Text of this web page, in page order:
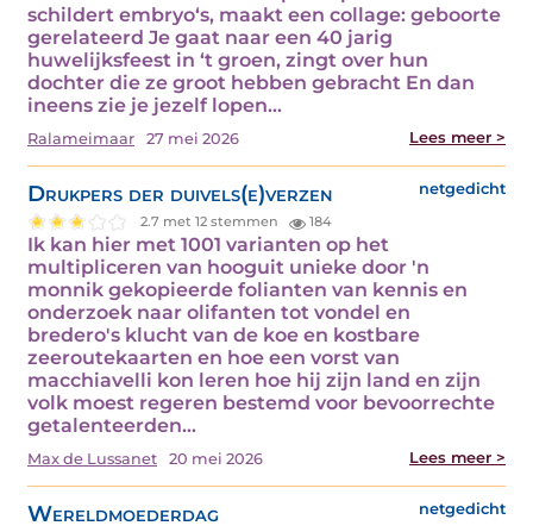
schildert embryo‘s, maakt een collage: geboorte
gerelateerd Je gaat naar een 40 jarig
huwelijksfeest in ‘t groen, zingt over hun
dochter die ze groot hebben gebracht En dan
ineens zie je jezelf lopen…
Ralameimaar 27 mei 2026 Lees meer >
Drukpers der duivels(e)verzen netgedicht
2.7 met 12 stemmen 184
Ik kan hier met 1001 varianten op het
multipliceren van hooguit unieke door 'n
monnik gekopieerde folianten van kennis en
onderzoek naar olifanten tot vondel en
bredero's klucht van de koe en kostbare
zeeroutekaarten en hoe een vorst van
macchiavelli kon leren hoe hij zijn land en zijn
volk moest regeren bestemd voor bevoorrechte
getalenteerden…
Max de Lussanet 20 mei 2026 Lees meer >
Wereldmoederdag netgedicht